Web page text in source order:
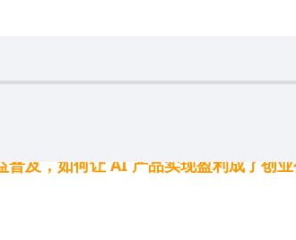
及，如何让 AI 产品实现盈利成了创